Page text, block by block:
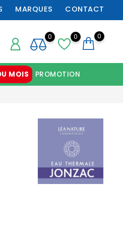
MARQUES CONTACT
0 0
0
MOIS PROMOTION